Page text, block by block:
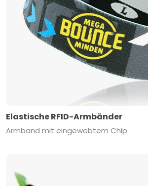
Elastische RFID-Armbänder
Armband mit eingewebtem Chip